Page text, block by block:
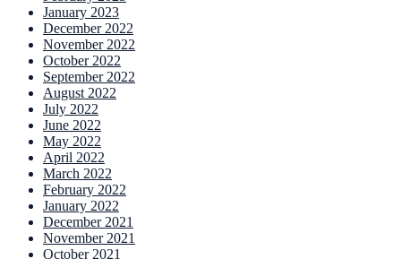
January 2023
December 2022
November 2022
October 2022
September 2022
August 2022
July 2022
June 2022
May 2022
April 2022
March 2022
February 2022
January 2022
December 2021
November 2021
October 2021